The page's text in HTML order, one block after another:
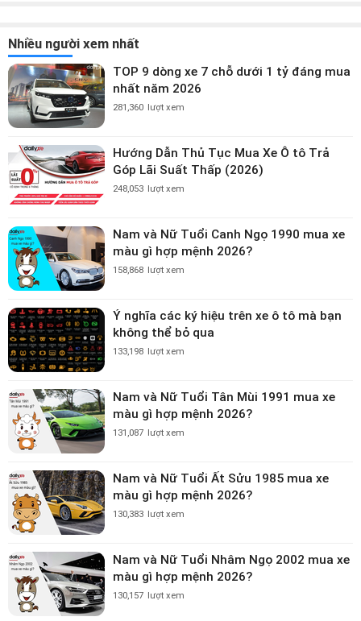
Nhiều người xem nhất
TOP 9 dòng xe 7 chỗ dưới 1 tỷ đáng mua
nhất năm 2026
281,360 lượt xem
Hướng Dẫn Thủ Tục Mua Xe Ô tô Trả
Góp Lãi Suất Thấp (2026)
248,053 lượt xem
Nam và Nữ Tuổi Canh Ngọ 1990 mua xe
màu gì hợp mệnh 2026?
158,868 lượt xem
Ý nghĩa các ký hiệu trên xe ô tô mà bạn
không thể bỏ qua
133,198 lượt xem
Nam và Nữ Tuổi Tân Mùi 1991 mua xe
màu gì hợp mệnh 2026?
131,087 lượt xem
Nam và Nữ Tuổi Ất Sửu 1985 mua xe
màu gì hợp mệnh 2026?
130,383 lượt xem
Nam và Nữ Tuổi Nhâm Ngọ 2002 mua xe
màu gì hợp mệnh 2026?
130,157 lượt xem